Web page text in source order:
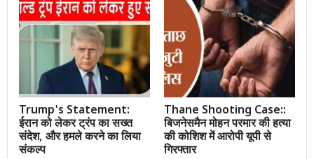
Trump's Statement:
ईरान को लेकर ट्रंप का सख्त
संदेश, और हमले करने का लिया
संकल्प
Thane Shooting Case::
बिजनेसमैन मोहन परमार की हत्या
की कोशिश में आरोपी यूपी से
गिरफ्तार